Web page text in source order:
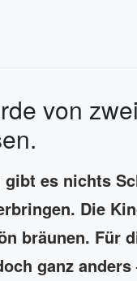
von
es nichts
Die
bräunen. Für
ganz